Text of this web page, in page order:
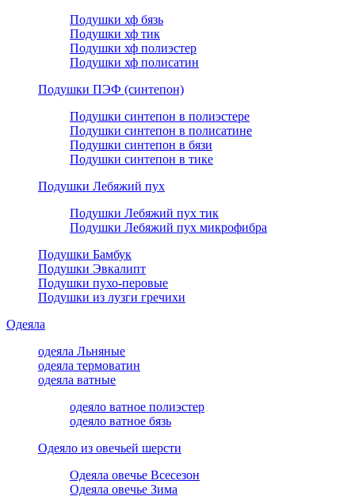
Подушки хф бязь
Подушки хф тик
Подушки хф полиэстер
Подушки хф полисатин
Подушки ПЭФ (синтепон)
Подушки синтепон в полиэстере
Подушки синтепон в полисатине
Подушки синтепон в бязи
Подушки синтепон в тике
Подушки Лебяжий пух
Подушки Лебяжий пух тик
Подушки Лебяжий пух микрофибра
Подушки Бамбук
Подушки Эвкалипт
Подушки пухо-перовые
Подушки из лузги гречихи
Одеяла
одеяла Льняные
одеяла термоватин
одеяла ватные
одеяло ватное полиэстер
одеяло ватное бязь
Одеяло из овечьей шерсти
Одеяла овечье Всесезон
Одеяла овечье Зима